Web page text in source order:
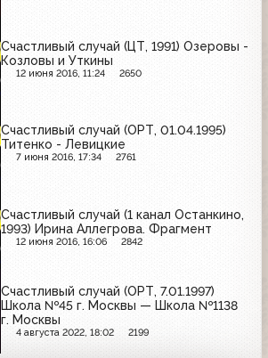
Счастливый случай (ЦТ, 1991) Озеровы -
Козловы и Уткины
12 июня 2016, 11:24 2650
Счастливый случай (ОРТ, 01.04.1995)
Титенко - Левицкие
7 июня 2016, 17:34 2761
Счастливый случай (1 канал Останкино,
1993) Ирина Аллегрова. Фрагмент
12 июня 2016, 16:06 2842
Счастливый случай (ОРТ, 7.01.1997)
Школа №45 г. Москвы — Школа №1138
г. Москвы
4 августа 2022, 18:02 2199